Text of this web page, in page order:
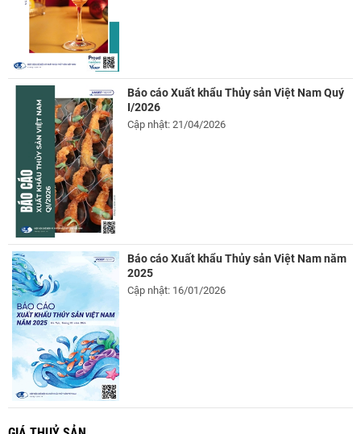
Báo cáo Xuất khẩu Thủy sản Việt Nam Quý
I/2026
Cập nhật: 21/04/2026
Báo cáo Xuất khẩu Thủy sản Việt Nam năm
2025
Cập nhật: 16/01/2026